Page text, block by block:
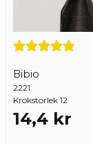
Bibio
2221
Krokstorlek 12
14,4 kr